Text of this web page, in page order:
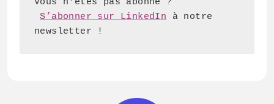
S’abonner sur LinkedIn à notre
newsletter !